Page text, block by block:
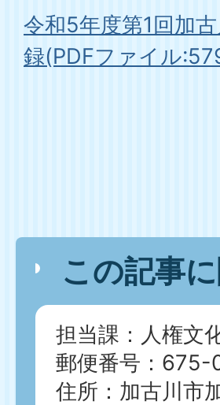
令和5年度第1回加
録(PDFファイル
この記事
担当課：人権文
郵便番号：675-
住所：加古川市